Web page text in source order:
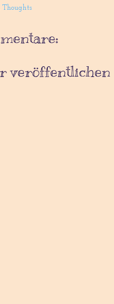
Thoughts
veröffentlichen